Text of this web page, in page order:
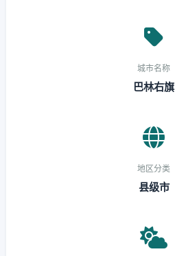
城市名称
巴林右旗
地区分类
县级市